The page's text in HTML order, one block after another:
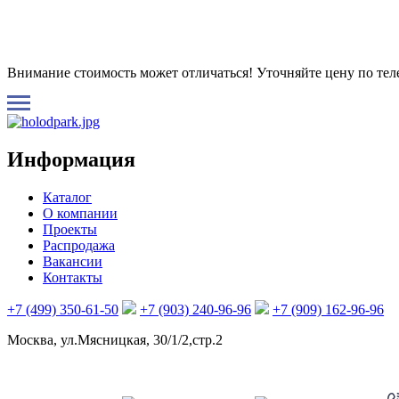
Внимание стоимость может отличаться! Уточняйте цену по
Информация
Каталог
О компании
Проекты
Распродажа
Вакансии
Контакты
+7 (499) 350-61-50 +7 (903) 240-96-96
+7 (909) 162-96-96
Москва, ул.Мясницкая, 30/1/2,стр.2